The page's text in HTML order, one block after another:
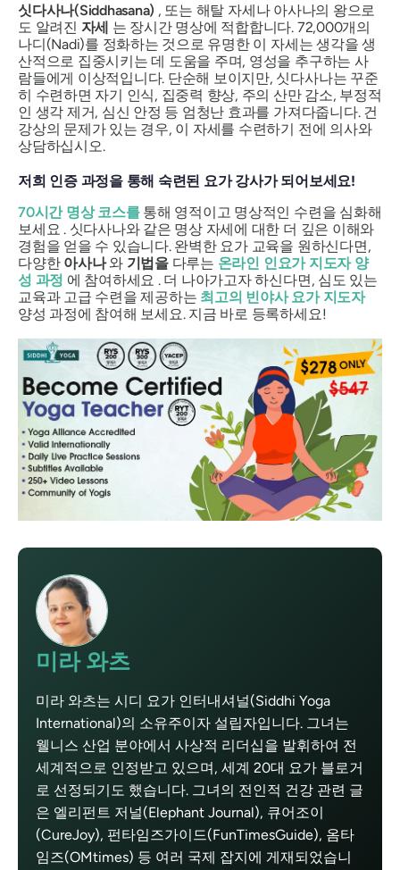
싯다사나(Siddhasana) , 또는 해탈 자세나 아사나의 왕으로
도 알려진 자세 는 장시간 명상에 적합합니다. 72,000개의
나디(Nadi)를 정화하는 것으로 유명한 이 자세는 생각을 생
산적으로 집중시키는 데 도움을 주며, 영성을 추구하는 사
람들에게 이상적입니다. 단순해 보이지만, 싯다사나는 꾸준
히 수련하면 자기 인식, 집중력 향상, 주의 산만 감소, 부정적
인 생각 제거, 심신 안정 등 엄청난 효과를 가져다줍니다. 건
강상의 문제가 있는 경우, 이 자세를 수련하기 전에 의사와
상담하십시오.
저희 인증 과정을 통해 숙련된 요가 강사가 되어보세요!
70시간 명상 코스를통해 영적이고 명상적인 수련을 심화해
보세요 . 싯다사나와 같은 명상 자세에 대한 더 깊은 이해와
경험을 얻을 수 있습니다. 완벽한 요가 교육을 원하신다면,
다양한 아사나와 기법을다루는 온라인 인요가 지도자 양
성 과정 에 참여하세요 . 더 나아가고자 하신다면, 심도 있는
교육과 고급 수련을 제공하는 최고의 빈야사 요가 지도자
양성 과정에 참여해 보세요. 지금 바로 등록하세요!
미라 와츠
미라 와츠는 시디 요가 인터내셔널(Siddhi Yoga
International)의 소유주이자 설립자입니다. 그녀는
웰니스 산업 분야에서 사상적 리더십을 발휘하여 전
세계적으로 인정받고 있으며, 세계 20대 요가 블로거
로 선정되기도 했습니다. 그녀의 전인적 건강 관련 글
은 엘리펀트 저널(Elephant Journal), 큐어조이
(CureJoy), 펀타임즈가이드(FunTimesGuide), 옴타
임즈(OMtimes) 등 여러 국제 잡지에 게재되었습니